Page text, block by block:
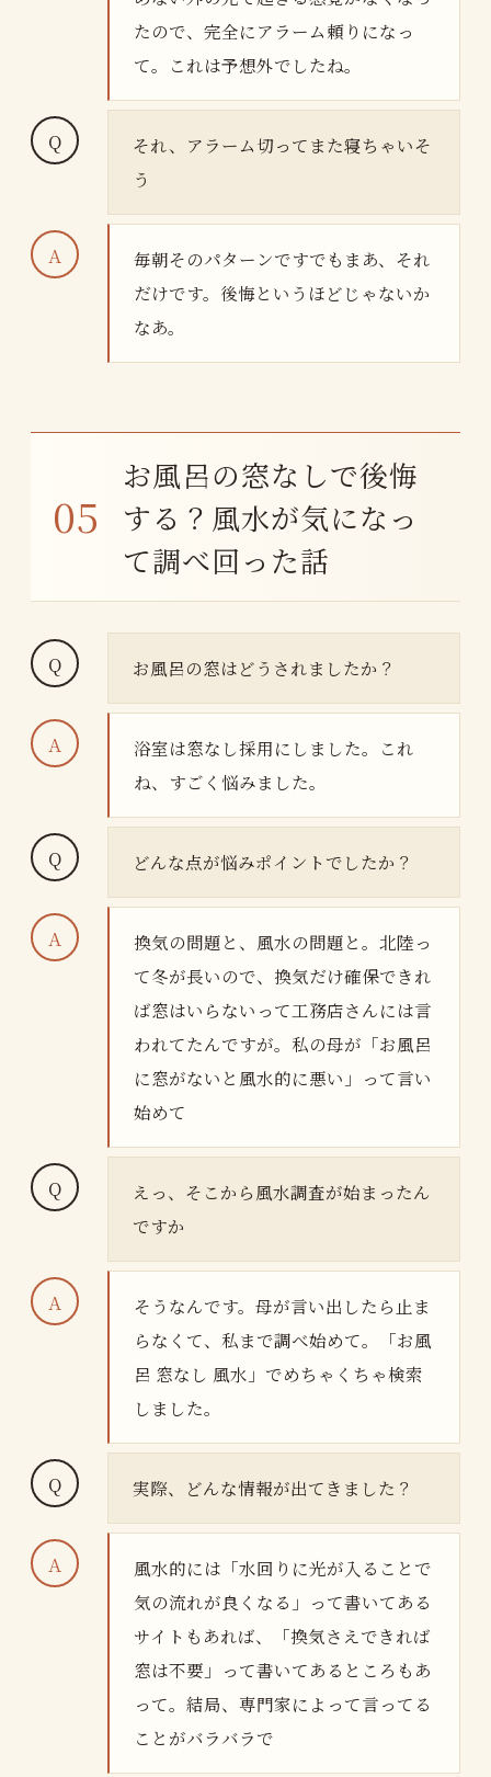
たので、完全にアラーム頼りになっ
て。これは予想外でしたね。
それ、アラーム切ってまた寝ちゃいそ
う
毎朝そのパターンですでもまあ、それ
だけです。後悔というほどじゃないか
なあ。
お風呂の窓なしで後悔
する？風水が気になっ
て調べ回った話
お風呂の窓はどうされましたか？
浴室は窓なし採用にしました。これ
ね、すごく悩みました。
どんな点が悩みポイントでしたか？
換気の問題と、風水の問題と。北陸っ
て冬が長いので、換気だけ確保できれ
ば窓はいらないって工務店さんには言
われてたんですが。私の母が「お風呂
に窓がないと風水的に悪い」って言い
始めて
えっ、そこから風水調査が始まったん
ですか
そうなんです。母が言い出したら止ま
らなくて、私まで調べ始めて。「お風
呂 窓なし 風水」でめちゃくちゃ検索
しました。
実際、どんな情報が出てきました？
風水的には「水回りに光が入ることで
気の流れが良くなる」って書いてある
サイトもあれば、「換気さえできれば
窓は不要」って書いてあるところもあ
って。結局、専門家によって言ってる
ことがバラバラで